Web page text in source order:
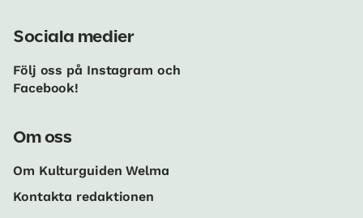
Sociala medier
Följ oss på Instagram och
Facebook!
Om oss
Om Kulturguiden Welma
Kontakta redaktionen